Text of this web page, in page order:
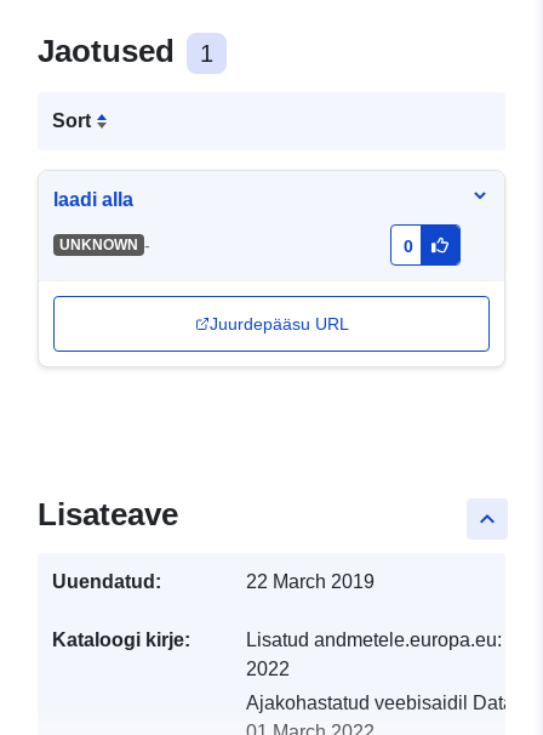
Jaotused 1
Sort
laadi alla
UNKNOWN - 0
Juurdepääsu URL
keyboard_arrow_up
Lisateave
Uuendatud: 22 March 2019
Kataloogi kirje: Lisatud andmetele.europa.eu:
2022
Ajakohastatud veebisaidil